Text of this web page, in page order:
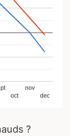
oct
nov
dec
?